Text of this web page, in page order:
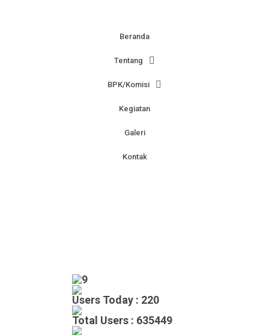
Beranda
Tentang
BPK/Komisi
Kegiatan
Galeri
Kontak
Users Today : 220
Total Users : 635449